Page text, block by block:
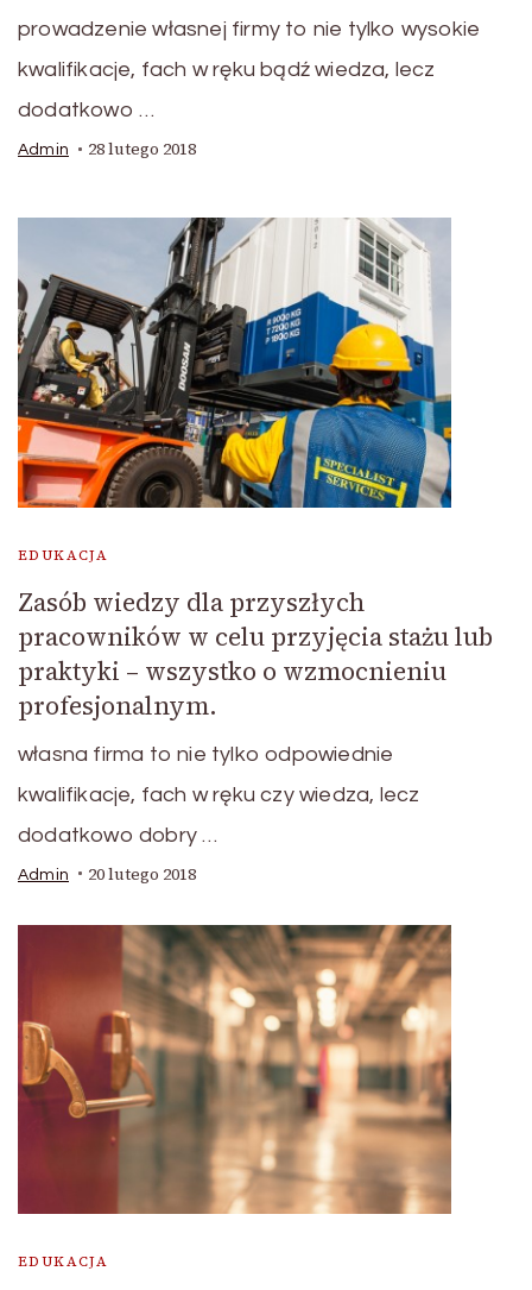
prowadzenie własnej firmy to nie tylko wysokie
kwalifikacje, fach w ręku bądź wiedza, lecz
dodatkowo …
Admin 28 lutego 2018
EDUKACJA
Zasób wiedzy dla przyszłych
pracowników w celu przyjęcia stażu lub
praktyki – wszystko o wzmocnieniu
profesjonalnym.
własna firma to nie tylko odpowiednie
kwalifikacje, fach w ręku czy wiedza, lecz
dodatkowo dobry …
Admin 20 lutego 2018
EDUKACJA